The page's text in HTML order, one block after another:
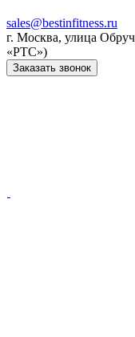
sales@bestinfitness.ru
г. Москва, улица
«РТС»)
Заказать звонок